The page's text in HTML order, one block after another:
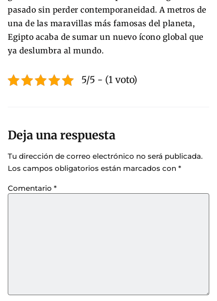
pasado sin perder contemporaneidad. A metros de
una de las maravillas más famosas del planeta,
Egipto acaba de sumar un nuevo ícono global que
ya deslumbra al mundo.
5/5 - (1 voto)
Deja una respuesta
Tu dirección de correo electrónico no será publicada.
Los campos obligatorios están marcados con *
Comentario *